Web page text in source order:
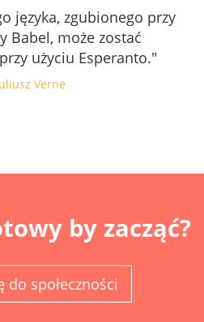
języka, zgubionego przy
Babel, może zostać
użyciu Esperanto."
Verne
by zacząć?
do społeczności